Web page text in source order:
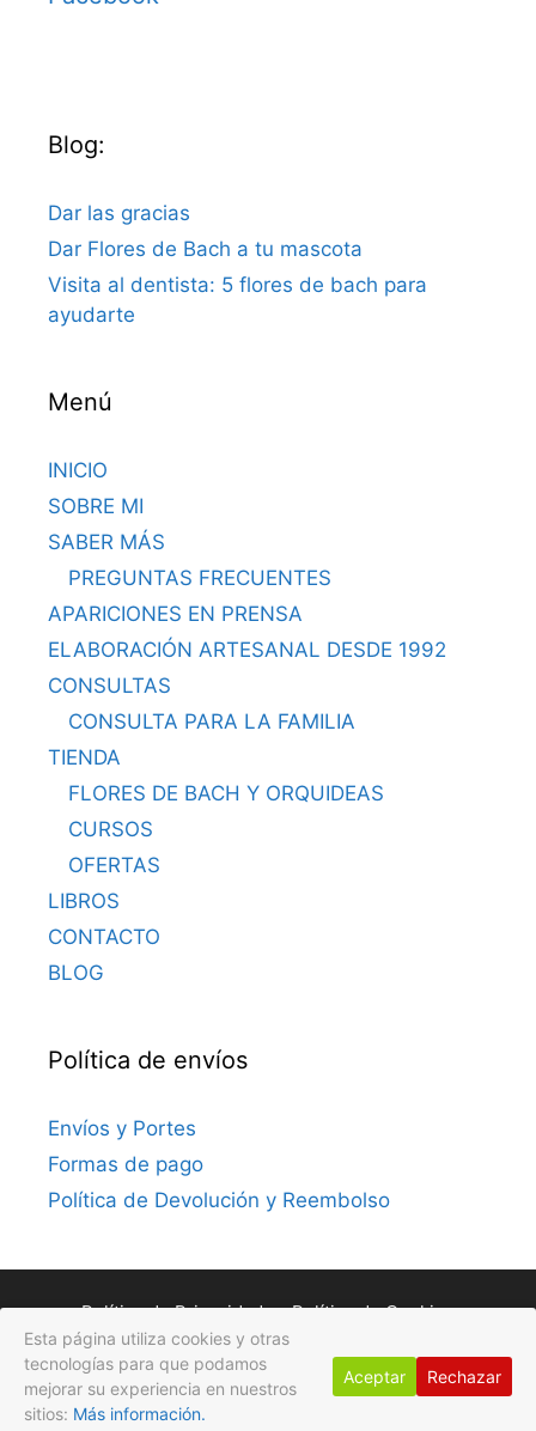
Blog:
Dar las gracias
Dar Flores de Bach a tu mascota
Visita al dentista: 5 flores de bach para
ayudarte
Menú
INICIO
SOBRE MI
SABER MÁS
PREGUNTAS FRECUENTES
APARICIONES EN PRENSA
ELABORACIÓN ARTESANAL DESDE 1992
CONSULTAS
CONSULTA PARA LA FAMILIA
TIENDA
FLORES DE BACH Y ORQUIDEAS
CURSOS
OFERTAS
LIBROS
CONTACTO
BLOG
Política de envíos
Envíos y Portes
Formas de pago
Política de Devolución y Reembolso
Política de Privacidad
Política de Cookies
Avisos Legales
© 2026 Gotas de Flores
Esta página utiliza cookies y otras
tecnologías para que podamos
mejorar su experiencia en nuestros
sitios: Más información.
Aceptar Rechazar